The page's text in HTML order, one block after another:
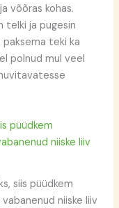
võõras kohas.
telki ja pugesin
teki ka
polnud mul veel
siis püüdkem
niiske liiv